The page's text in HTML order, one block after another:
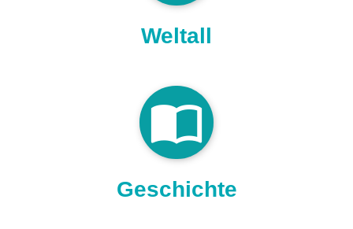
Weltall
import_contacts
Geschichte